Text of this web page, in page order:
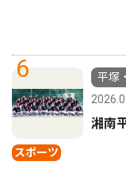
6
スポーツ
平塚
湘南